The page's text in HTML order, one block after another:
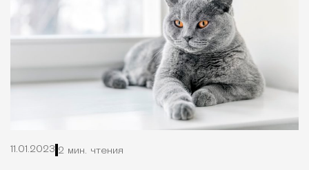
11.01.2023 2 мин. чтения